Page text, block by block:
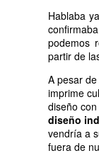
Hablaba
podemos
partir de
A pesar
imprime
diseño
diseño
vendría a
fuera de